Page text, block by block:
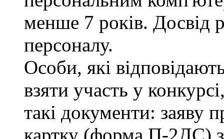
менше 7 років. Досвід
персоналу.
Особи, які
взяти участь у
такі документи: заяву
картку (форма П-2ДС) з